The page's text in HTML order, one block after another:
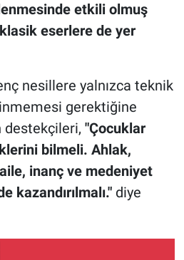
etkili olmuş
eserlere de yer
nesillere yalnızca teknik
gerektiğine
destekçileri, "Çocuklar
bilmeli. Ahlak,
inanç ve medeniyet
kazandırılmalı." diye